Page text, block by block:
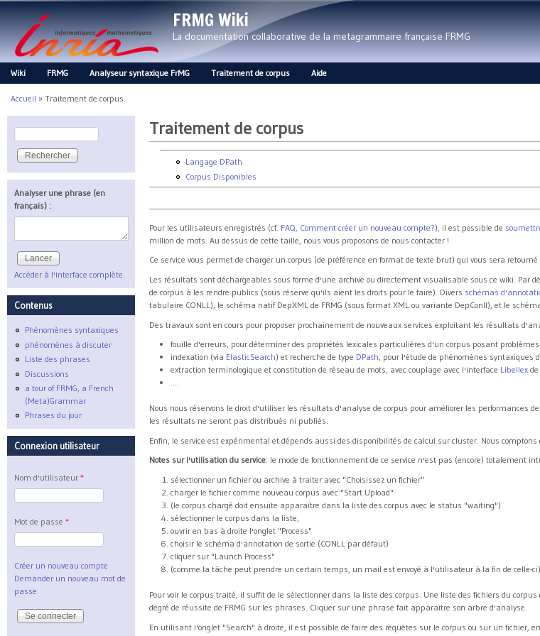
FRMG Wiki
La documentation collaborative de la metagrammaire française FRMG
Main menu
Wiki FRMG Analyseur syntaxique FrMG Traitement de corpus Aide
Vous êtes ici
Accueil » Traitement de corpus
Traitement de corpus
Langage DPath
Corpus Disponibles
Pour les utilisateurs enregistrés (cf. FAQ, Comment créer un nouveau compte?), il est possible de
million de mots. Au dessus de cette taille, nous vous proposons de nous contacter !
Ce service vous permet de charger un corpus (de préférence en format de texte brut) qui vous sera
Les résultats sont déchargeables sous forme d'une archive ou directement visualisable sous ce wiki. Par
de corpus à les rendre publics (sous réserve qu'ils aient les droits pour le faire). Divers schémas
tabulaire CONLL), le schéma natif DepXML de FRMG (sous format XML ou variante DepConll), et le
Des travaux sont en cours pour proposer prochainement de nouveaux services exploitant les résultats
fouille d'erreurs, pour déterminer des propriétés lexicales particulières d'un corpus posant
indexation (via ElasticSearch) et recherche de type DPath, pour l'étude de phénomènes syntaxiques
extraction terminologique et constitution de réseau de mots, avec couplage avec l'interface Libellex
....
Nous nous réservons le droit d'utiliser les résultats d'analyse de corpus pour améliorer les performances
les résultats ne seront pas distribués ni publiés.
Enfin, le service est expérimental et dépends aussi des disponibilités de calcul sur cluster. Nous
Notes sur l'utilisation du service: le mode de fonctionnement de ce service n'est pas (encore) totalement
sélectionner un fichier ou archive à traiter avec "Choisissez un fichier"
charger le fichier comme nouveau corpus avec "Start Upload"
(le corpus chargé doit ensuite apparaître dans la liste des corpus avec le status "waiting")
sélectionner le corpus dans la liste,
ouvrir en bas à droite l'onglet "Process"
choisir le schéma d'annotation de sortie (CONLL par défaut)
cliquer sur "Launch Process"
(comme la tâche peut prendre un certain temps, un mail est envoyé à l'utilisateur à la fin de celle-ci)
Pour voir le corpus traité, il suffit de le sélectionner dans la liste des corpus. Une liste des fichiers du
degré de réussite de FRMG sur les phrases. Cliquer sur une phrase fait apparaître son arbre d'analyse.
En utilisant l'onglet "Search" à droite, il est possible de faire des requêtes sur le corpus ou sur un fichier,
Formulaire de recherche
Rechercher
Analyser une phrase (en
français) :
Accéder à l'interface complète.
Contenus
Phénomènes syntaxiques
phénomènes à discuter
Liste des phrases
Discussions
a tour of FRMG, a French
(Meta)Grammar
Phrases du jour
Connexion utilisateur
Nom d'utilisateur *
Mot de passe *
Créer un nouveau compte
Demander un nouveau mot de
passe